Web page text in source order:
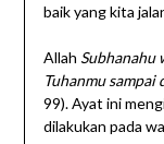
baik yang kita
Allah Subhanahu
Tuhanmu sampai
99). Ayat ini
dilakukan pada